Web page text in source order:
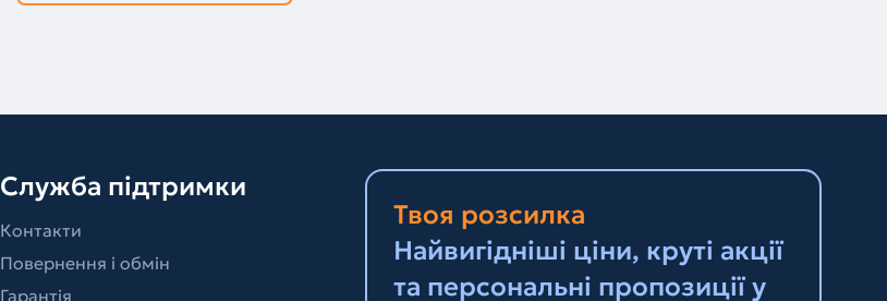
Служба підтримки
Контакти
Повернення і обмін
Гарантія
Твоя розсилка
Найвигідніші ціни, круті акції
та персональні пропозиції у